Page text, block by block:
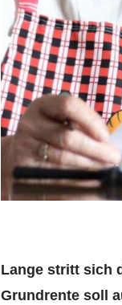
Lange stritt sich
Grundrente soll